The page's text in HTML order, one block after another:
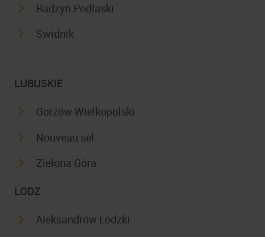
Radzyń Podlaski
Swidnik
LUBUSKIE
Gorzów Wielkopolski
Nouveau sel
Zielona Góra
LODZ
Aleksandrów Łódzki